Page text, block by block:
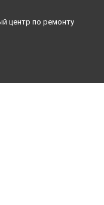
центр по ремонту